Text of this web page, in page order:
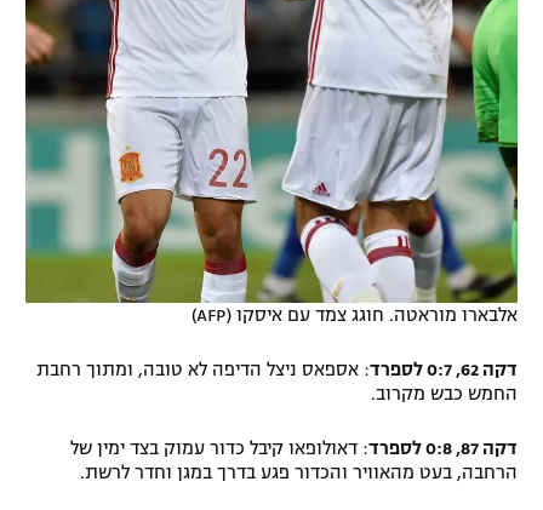
אלבארו מוראטה. חוגג צמד עם איסקו (AFP)
דקה 62, 0:7 לספרד
: אספאס ניצל הדיפה לא טובה, ומתוך רחבת
החמש כבש מקרוב.
דקה 87, 0:8 לספרד
: דאולופאו קיבל כדור עמוק בצד ימין של
הרחבה, בעט מהאוויר והכדור פגע בדרך במגן וחדר לרשת.